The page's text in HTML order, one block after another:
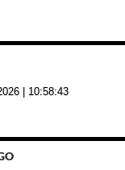
| 10:58:44